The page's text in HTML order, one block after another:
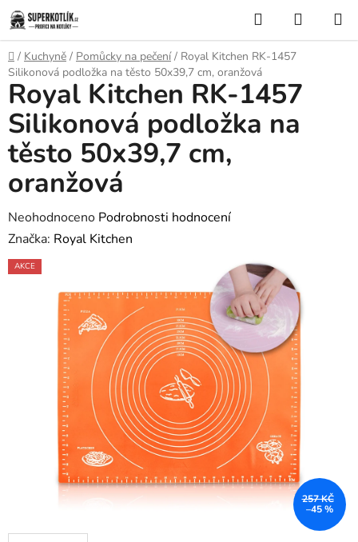
Přejít
na
obsah
Hledat
KOŠÍK
Domů
/ Kuchyně / Pomůcky na pečení / Royal Kitchen RK-1457
Silikonová podložka na těsto 50x39,7 cm, oranžová
Royal Kitchen RK-1457
Silikonová podložka na
těsto 50x39,7 cm,
oranžová
Průměrné
hodnocení
produktu
hvězdiček.
Neohodnoceno Podrobnosti hodnocení
Značka: Royal Kitchen
AKCE
257 KČ
–45 %